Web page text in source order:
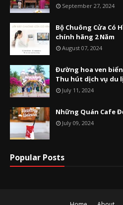
September 27, 2024
Bộ Chuông Cửa Có
chính hãng 2 Năm
August 07, 2024
Đường hoa ven
Thu hút dịch vụ du
July 11, 2024
Những Quán Cafe
July 09, 2024
Popular Posts